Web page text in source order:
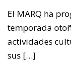
El MARQ ha
temporada
actividades
sus […]